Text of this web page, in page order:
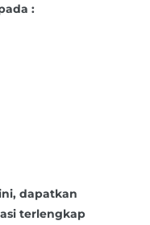
:
dapatkan
terlengkap